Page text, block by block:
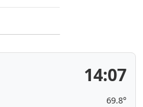
14:07
69.8°